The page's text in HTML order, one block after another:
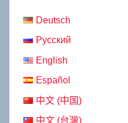
Deutsch
Русский
English
Español
中文 (中国)
中文 (台灣)